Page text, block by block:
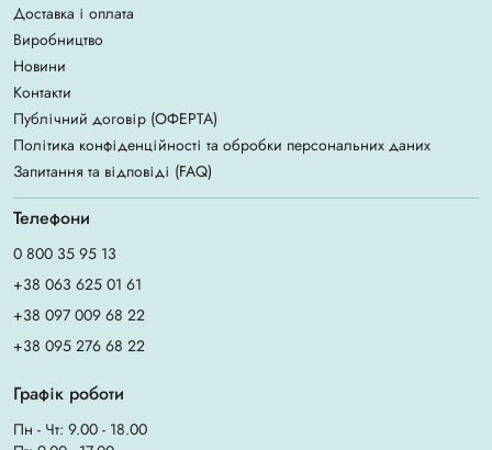
Доставка і оплата
Виробництво
Новини
Контакти
Публічний договір (ОФЕРТА)
Політика конфіденційності та обробки персональних даних
Запитання та відповіді (FAQ)
Телефони
0 800 35 95 13
+38 063 625 01 61
+38 097 009 68 22
+38 095 276 68 22
Графік роботи
Пн - Чт: 9.00 - 18.00